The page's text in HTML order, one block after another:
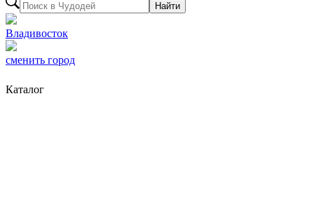
Найти
Владивосток
сменить город
Каталог